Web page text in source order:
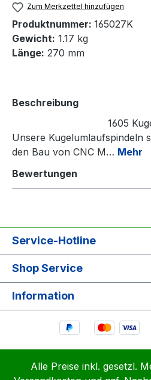
Zum Merkzettel hinzufügen
Produktnummer: 165027K
Gewicht: 1.17 kg
Länge: 270 mm
Beschreibung
1605
Unsere Kugelumlaufspindeln
den Bau von CNC M… Mehr
Bewertungen
Service-Hotline
Shop Service
Information
Alle Preise inkl. gesetzl.